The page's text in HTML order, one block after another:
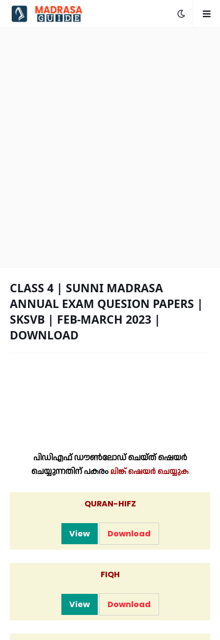
CLASS 4 | SUNNI MADRASA
ANNUAL EXAM QUESION PAPERS |
SKSVB | FEB-MARCH 2023 |
DOWNLOAD
പിഡിഎഫ് ഡൗൺലോഡ് ചെയ്ത് ഷെയർ
ചെയ്യുന്നതിന് പകരംലിങ്ക് ഷെയർ ചെയ്യുക
QURAN-HIFZ
View Download
FIQH
View Download